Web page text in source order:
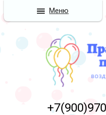
Меню